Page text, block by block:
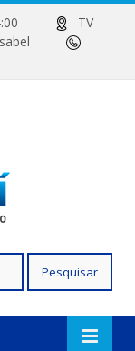
14:00
TV
Isabel